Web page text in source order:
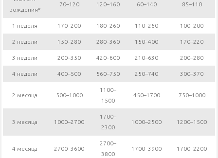
рождения*
70–120 120–160 60–140 85–110
1 неделя 170–200 180–260 110–260 100–200
2 недели 150–280 280–360 150–400 170–220
3 недели 200–350 420–600 210–630 200–280
4 недели 400–500 560–750 250–740 300–370
2 месяца 500–1000
1100–
1500
450–1700 750–1000
3 месяца 1000–2700
1700–
2300
1000–2500 1200–1500
4 месяца 2700–3600
2700–
3800
1700–3900 1700–2200